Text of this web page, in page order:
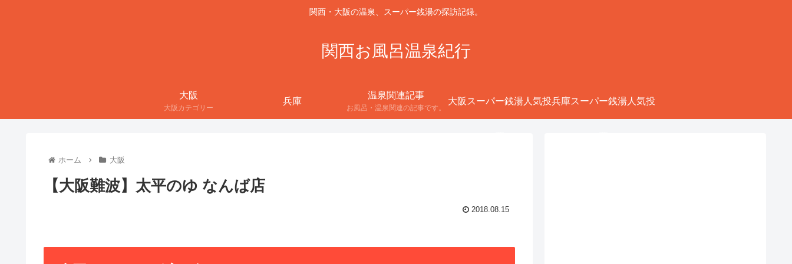
関西・大阪の温泉、スーパー銭湯の探訪記録。
関西お風呂温泉紀行
大阪
大阪カテゴリー
兵庫
温泉関連記事
お風呂・温泉関連の記事です。
大阪スーパー銭湯人気投兵庫スーパー銭湯人気投
ホーム 大阪
【大阪難波】太平のゆ なんば店
2018.08.15